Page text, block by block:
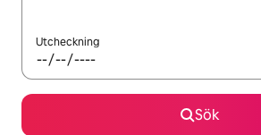
Utcheckning
Sök